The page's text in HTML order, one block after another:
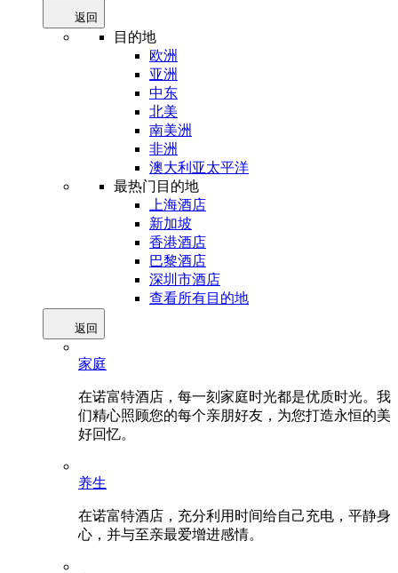
返回
目的地
欧洲
亚洲
中东
北美
南美洲
非洲
澳大利亚太平洋
最热门目的地
上海酒店
新加坡
香港酒店
巴黎酒店
深圳市酒店
查看所有目的地
返回
家庭
在诺富特酒店，每一刻家庭时光都是优质时光。我
们精心照顾您的每个亲朋好友，为您打造永恒的美
好回忆。
养生
在诺富特酒店，充分利用时间给自己充电，平静身
心，并与至亲最爱增进感情。